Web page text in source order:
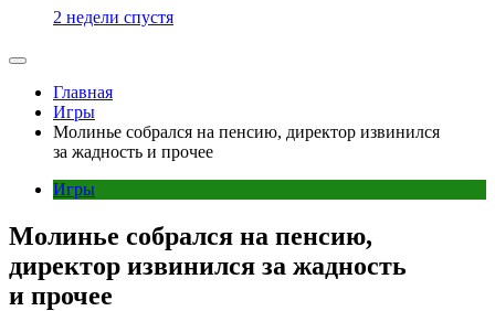
2 недели спустя
Главная
Игры
Молинье собрался на пенсию, директор извинился
за жадность и прочее
Игры
Молинье собрался на пенсию,
директор извинился за жадность
и прочее